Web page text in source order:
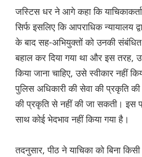
जस्टिस धर ने आगे कहा कि
सिर्फ इसलिए कि आपराधिक न्यायालय
के बाद सह-अभियुक्तों को उनकी
बहाल कर दिया गया था और इस तरह,
किया जाना चाहिए, उसे स्वीकार नहीं
पुलिस अधिकारी की सेवा की प्रकृति
की प्रकृति से नहीं की जा सकती। इस
साथ कोई भेदभाव नहीं किया गया है।
तदनुसार, पीठ ने याचिका को बिना